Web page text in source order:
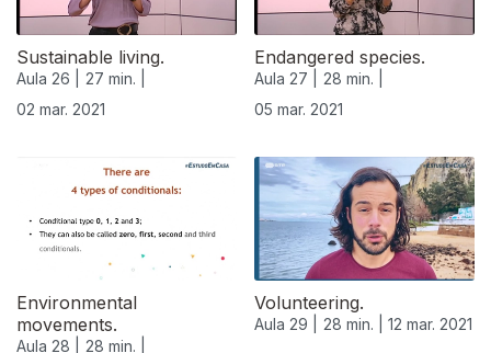
Sustainable living.
Aula 26 |
27 min. |
02 mar. 2021
Endangered species.
Aula 27 |
28 min. |
05 mar. 2021
Environmental
movements.
Aula 28 |
28 min. |
Volunteering.
Aula 29 | 28 min. | 12 mar. 2021